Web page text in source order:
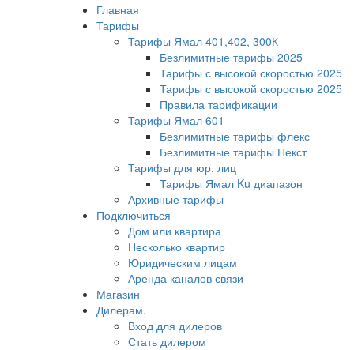
Главная
Тарифы
Тарифы Ямал 401,402, 300К
Безлимитные тарифы 2025
Тарифы с высокой скоростью 2025
Тарифы с высокой скоростью 2025
Правила тарификации
Тарифы Ямал 601
Безлимитные тарифы флекс
Безлимитные тарифы Некст
Тарифы для юр. лиц
Тарифы Ямал Ku диапазон
Архивные тарифы
Подключиться
Дом или квартира
Несколько квартир
Юридическим лицам
Аренда каналов связи
Магазин
Дилерам.
Вход для дилеров
Стать дилером